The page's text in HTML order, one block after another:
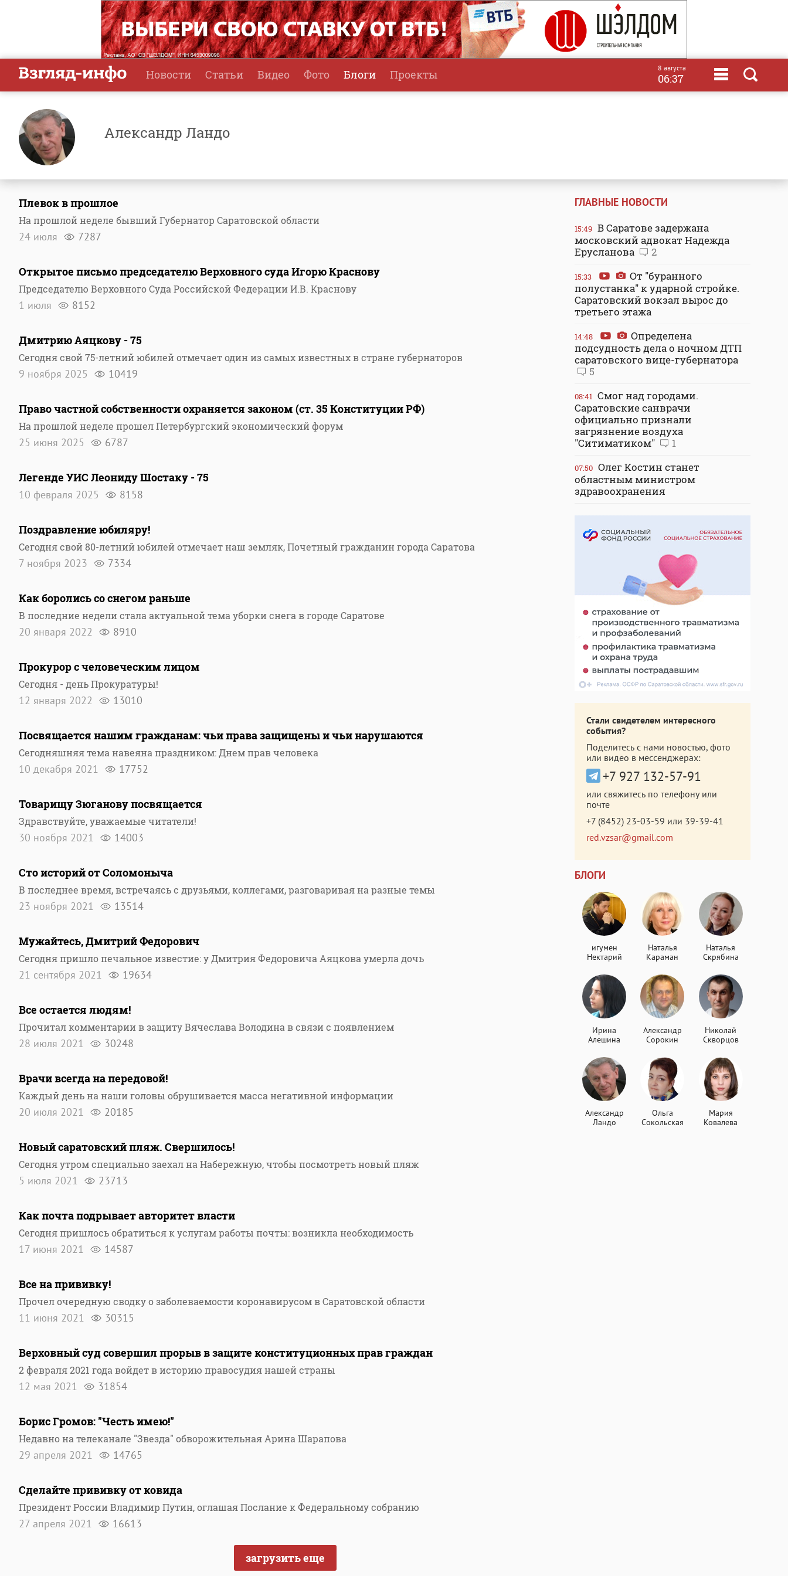
Новости Статьи Видео Фото Блоги Проекты 8 августа
06:37
Александр Ландо
Плевок в прошлое
На прошлой неделе бывший Губернатор Саратовской области
24 июля 7287
Открытое письмо председателю Верховного суда Игорю Краснову
Председателю Верховного Суда Российской Федерации И.В. Краснову
1 июля 8152
Дмитрию Аяцкову - 75
Сегодня свой 75-летний юбилей отмечает один из самых известных в стране губернаторов
9 ноября 2025 10419
Право частной собственности охраняется законом (ст. 35 Конституции РФ)
На прошлой неделе прошел Петербургский экономический форум
25 июня 2025 6787
Легенде УИС Леониду Шостаку - 75
10 февраля 2025 8158
Поздравление юбиляру!
Сегодня свой 80-летний юбилей отмечает наш земляк, Почетный гражданин города Саратова
7 ноября 2023 7334
Как боролись со снегом раньше
В последние недели стала актуальной тема уборки снега в городе Саратове
20 января 2022 8910
Прокурор с человеческим лицом
Сегодня - день Прокуратуры!
12 января 2022 13010
Посвящается нашим гражданам: чьи права защищены и чьи нарушаются
Сегодняшняя тема навеяна праздником: Днем прав человека
10 декабря 2021 17752
Товарищу Зюганову посвящается
Здравствуйте, уважаемые читатели!
30 ноября 2021 14003
Сто историй от Соломоныча
В последнее время, встречаясь с друзьями, коллегами, разговаривая на разные темы
23 ноября 2021 13514
Мужайтесь, Дмитрий Федорович
Сегодня пришло печальное известие: у Дмитрия Федоровича Аяцкова умерла дочь
21 сентября 2021 19634
Все остается людям!
Прочитал комментарии в защиту Вячеслава Володина в связи с появлением
28 июля 2021 30248
Врачи всегда на передовой!
Каждый день на наши головы обрушивается масса негативной информации
20 июля 2021 20185
Новый саратовский пляж. Свершилось!
Сегодня утром специально заехал на Набережную, чтобы посмотреть новый пляж
5 июля 2021 23713
Как почта подрывает авторитет власти
Сегодня пришлось обратиться к услугам работы почты: возникла необходимость
17 июня 2021 14587
Все на прививку!
Прочел очередную сводку о заболеваемости коронавирусом в Саратовской области
11 июня 2021 30315
Верховный суд совершил прорыв в защите конституционных прав граждан
2 февраля 2021 года войдет в историю правосудия нашей страны
12 мая 2021 31854
Борис Громов: "Честь имею!"
Недавно на телеканале "Звезда" обворожительная Арина Шарапова
29 апреля 2021 14765
Сделайте прививку от ковида
Президент России Владимир Путин, оглашая Послание к Федеральному собранию
27 апреля 2021 16613
загрузить еще
ГЛАВНЫЕ НОВОСТИ
15:49 В Саратове задержана
московский адвокат Надежда
Ерусланова
2
15:33
От "буранного
полустанка" к ударной стройке.
Саратовский вокзал вырос до
третьего этажа
14:48
Определена
подсудность дела о ночном ДТП
саратовского вице-губернатора
5
08:41 Смог над городами.
Саратовские санврачи
официально признали
загрязнение воздуха
"Ситиматиком"
1
07:50 Олег Костин станет
областным министром
здравоохранения
Стали свидетелем интересного
события?
Поделитесь с нами новостью, фото
или видео в мессенджерах:
+7 927 132-57-91
или свяжитесь по телефону или
почте
+7 (8452) 23-03-59 или 39-39-41
red.vzsar@gmail.com
БЛОГИ
игумен
Нектарий
Наталья
Караман
Наталья
Скрябина
Ирина
Алешина
Александр
Сорокин
Николай
Скворцов
Александр
Ландо
Ольга
Сокольская
Мария
Ковалева